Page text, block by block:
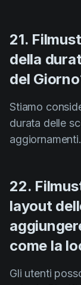
21.
della
del
Stiamo
durata delle
aggiornamenti.
22.
layout
come la
Gli utenti